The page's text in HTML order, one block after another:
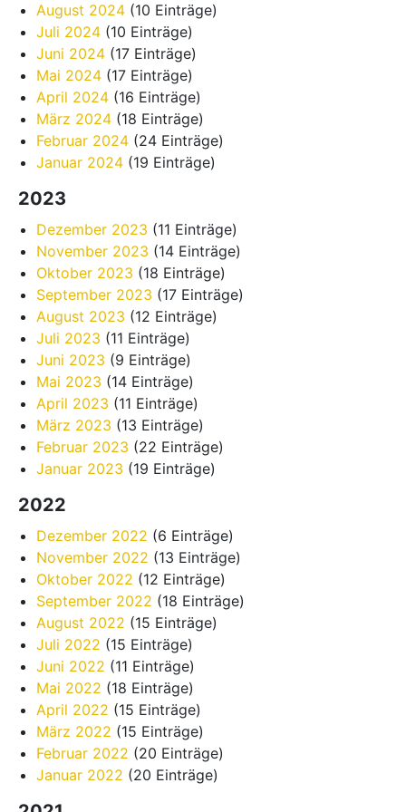
August 2024 (10 Einträge)
Juli 2024 (10 Einträge)
Juni 2024 (17 Einträge)
Mai 2024 (17 Einträge)
April 2024 (16 Einträge)
März 2024 (18 Einträge)
Februar 2024 (24 Einträge)
Januar 2024 (19 Einträge)
2023
Dezember 2023 (11 Einträge)
November 2023 (14 Einträge)
Oktober 2023 (18 Einträge)
September 2023 (17 Einträge)
August 2023 (12 Einträge)
Juli 2023 (11 Einträge)
Juni 2023 (9 Einträge)
Mai 2023 (14 Einträge)
April 2023 (11 Einträge)
März 2023 (13 Einträge)
Februar 2023 (22 Einträge)
Januar 2023 (19 Einträge)
2022
Dezember 2022 (6 Einträge)
November 2022 (13 Einträge)
Oktober 2022 (12 Einträge)
September 2022 (18 Einträge)
August 2022 (15 Einträge)
Juli 2022 (15 Einträge)
Juni 2022 (11 Einträge)
Mai 2022 (18 Einträge)
April 2022 (15 Einträge)
März 2022 (15 Einträge)
Februar 2022 (20 Einträge)
Januar 2022 (20 Einträge)